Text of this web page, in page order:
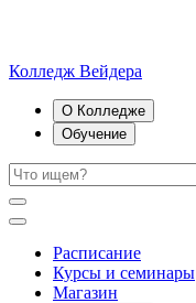
Колледж Вейдера
О Колледже
Обучение
Расписание
Курсы и семинары
Магазин